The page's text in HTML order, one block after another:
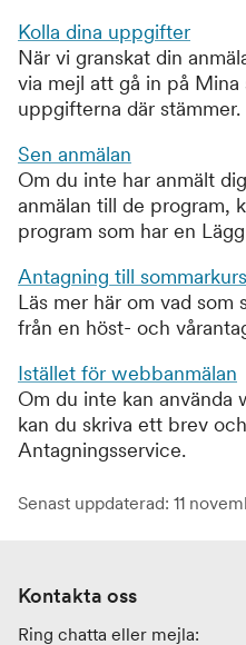
Kolla dina uppgifter
När vi granskat din
via mejl att gå in på
uppgifterna där stämmer.
Sen anmälan
Om du inte har anmält
anmälan till de program,
program som har en
Antagning till
Läs mer här om vad som
från en höst- och
Istället för webbanmälan
Om du inte kan använda
kan du skriva ett brev
Antagningsservice.
Senast uppdaterad: 11
Kontakta oss
Ring chatta eller mejla: